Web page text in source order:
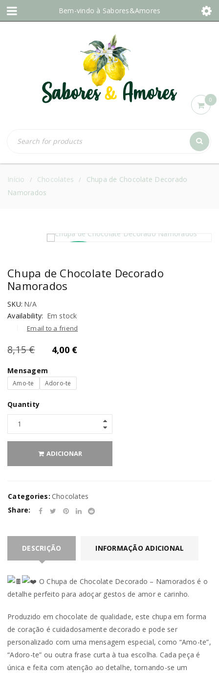
Bem-vindo à Sabores&Amores
0
Início / Chocolates /
Chupa de Chocolate Decorado
Namorados
DESTAQUE
Chupa de Chocolate Decorado
Namorados
SKU: N/A
Availability: Em stock
Email to a friend
8,15€ 4,00 €
Mensagem
Amo-te Adoro-te
Quantity
ADICIONAR
Categories: Chocolates
Share:
DESCRIÇÃO INFORMAÇÃO ADICIONAL
O Chupa de Chocolate Decorado – Namorados é o
detalhe perfeito para adoçar gestos de amor e carinho.
Produzido em chocolate de qualidade, este chupa em forma
de coração é cuidadosamente decorado e pode ser
personalizado com uma mensagem especial, como “Amo-te”,
“Adoro-te” ou outra frase curta à tua escolha. Cada peça é
única e feita com atenção ao detalhe, tornando-se um